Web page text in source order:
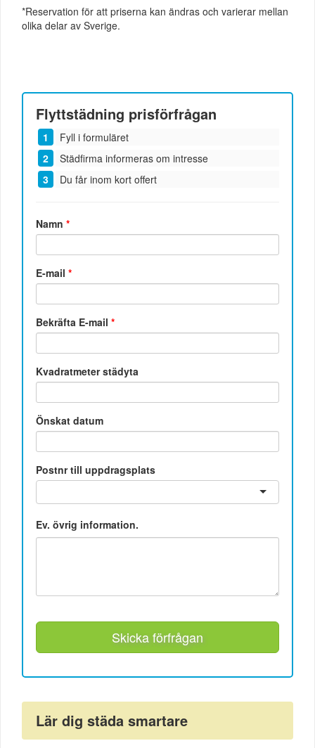
*Reservation för att priserna kan ändras och varierar mellan
olika delar av Sverige.
Flyttstädning prisförfrågan
Fyll i formuläret
Städfirma informeras om intresse
Du får inom kort offert
Namn*
E-mail*
Bekräfta E-mail*
Kvadratmeter städyta
Önskat datum
Postnr till uppdragsplats
Ev. övrig information.
Skicka förfrågan
Lär dig städa smartare